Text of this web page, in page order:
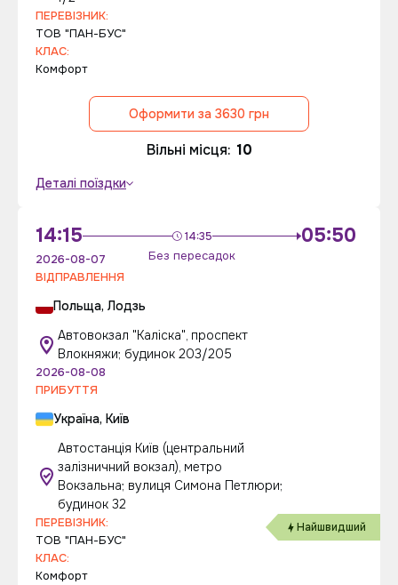
ПЕРЕВІЗНИК:
ТОВ "ПАН-БУС"
КЛАС:
Комфорт
Оформити за 3630 грн
Вільні місця: 10
Деталі поїздки
14:15 14:35
Без пересадок
05:50
2026-08-07
ВІДПРАВЛЕННЯ
Польща, Лодзь
Автовокзал "Каліска", проспект
Влокняжи; будинок 203/205
2026-08-08
ПРИБУТТЯ
Україна, Київ
Автостанція Київ (центральний
залізничний вокзал), метро
Вокзальна; вулиця Симона Петлюри;
будинок 32
Найшвидший
ПЕРЕВІЗНИК:
ТОВ "ПАН-БУС"
КЛАС:
Комфорт